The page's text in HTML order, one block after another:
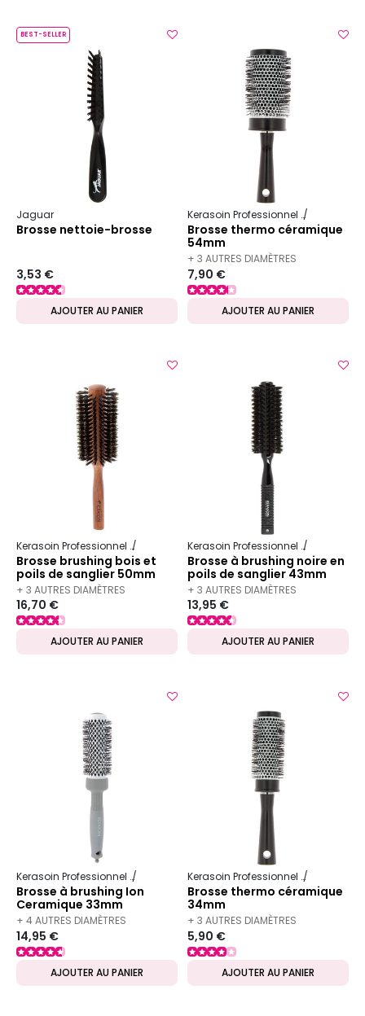
BEST-SELLER
Jaguar
Brosse nettoie-brosse
3,53 €
AJOUTER AU PANIER
Kerasoin Professionnel
Brosse thermo céramique
54mm
+ 3 AUTRES DIAMÈTRES
DISPONIBLES
7,90 €
AJOUTER AU PANIER
Kerasoin Professionnel Matériel Coiffure Brosse à brushing
Brosse brushing bois et
poils de sanglier 50mm
+ 3 AUTRES DIAMÈTRES
DISPONIBLES
16,70 €
AJOUTER AU PANIER
Kerasoin Professionnel
Brosse à brushing noire en
poils de sanglier 43mm
+ 3 AUTRES DIAMÈTRES
DISPONIBLES
13,95 €
AJOUTER AU PANIER
Kerasoin Professionnel Matériel Coiffure Brosse à brushing
Brosse à brushing Ion
Ceramique 33mm
+ 4 AUTRES DIAMÈTRES
DISPONIBLES
14,95 €
AJOUTER AU PANIER
Kerasoin Professionnel
Brosse thermo céramique
34mm
+ 3 AUTRES DIAMÈTRES
DISPONIBLES
5,90 €
AJOUTER AU PANIER